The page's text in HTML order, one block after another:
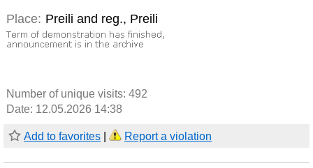
Place: Preili and reg., Preili
Number of unique visits: 492
Date: 12.05.2026 14:38
Add to favorites Report a violation